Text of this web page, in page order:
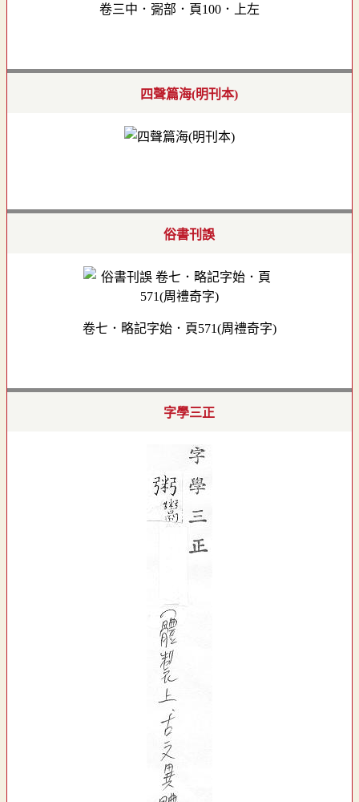
卷三中．䰜部．頁100．上左
四聲篇海(明刊本)
俗書刊誤
卷七．略記字始．頁571(周禮奇字)
字學三正